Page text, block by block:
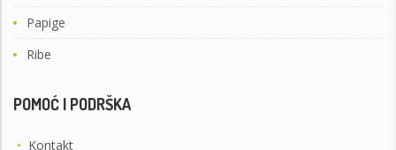
Papige
Ribe
POMOĆ I PODRŠKA
• Kontakt